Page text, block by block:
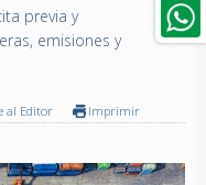
previa y
emisiones y
al Editor Imprimir